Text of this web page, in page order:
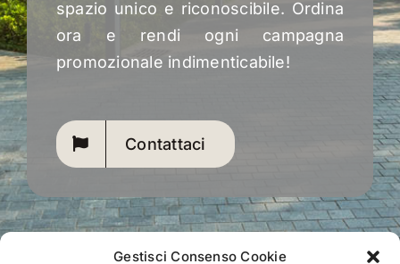
Gestisci Consenso Cookie
spazio unico e riconoscibile. Ordina
ora e rendi ogni campagna
promozionale indimenticabile!
Contattaci